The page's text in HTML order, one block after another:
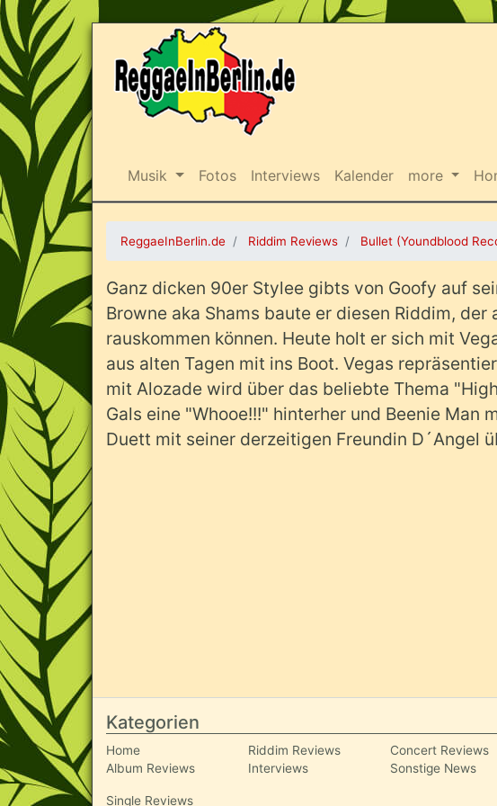
Musik Fotos Interviews Kalender more
ReggaeInBerlin.de Riddim Reviews Bullet (Youndblood
Ganz dicken 90er Stylee gibts von Goofy auf
Browne aka Shams baute er diesen Riddim,
rauskommen können. Heute holt er sich mit
aus alten Tagen mit ins Boot. Vegas
mit Alozade wird über das beliebte Thema
Gals eine "Whooe!!!" hinterher und Beenie Man
Duett mit seiner derzeitigen Freundin D´Angel
Kategorien
Home
Album Reviews
Riddim Reviews
Interviews
Concert Reviews
Sonstige News
Single Reviews